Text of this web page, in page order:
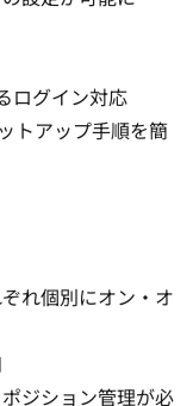
ログイン対応
トアップ手順を簡
れ個別にオン・オ
ジション管理が必